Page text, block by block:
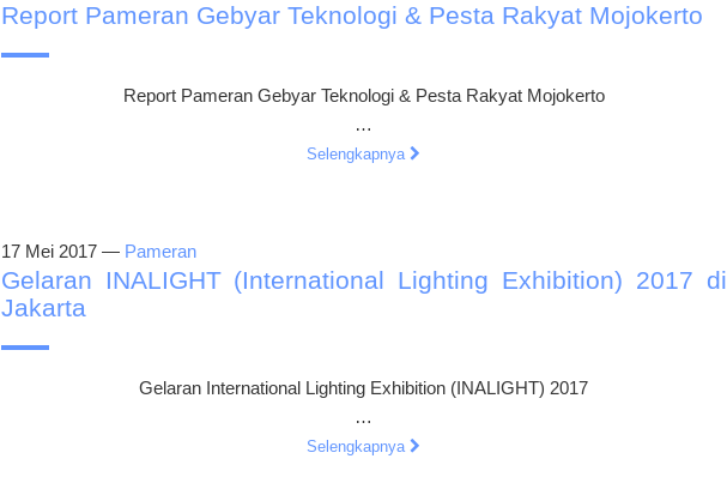
Report Pameran Gebyar Teknologi & Pesta Rakyat Mojokerto
Report Pameran Gebyar Teknologi & Pesta Rakyat Mojokerto
…
Selengkapnya
17 Mei 2017 — Pameran
Gelaran INALIGHT (International Lighting Exhibition) 2017 di
Jakarta
Gelaran International Lighting Exhibition (INALIGHT) 2017
…
Selengkapnya